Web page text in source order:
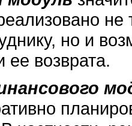
но и
ее возврата.